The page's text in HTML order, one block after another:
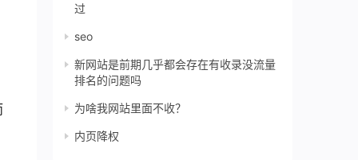
过
seo
新网站是前期几乎都会存在有收录没流量
排名的问题吗
为啥我网站里面不收？
内页降权